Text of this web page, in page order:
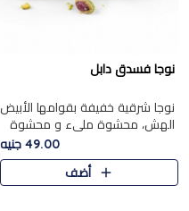
نوجا فسدق دابل
نوجا شرقية خفيفة بقوامها الأبيض
الهش، محشوة مليء و محشوة
بـكمية وفيرة من الفستق الفاخر
لتمنحك نكهة مكسرات غنية
وقرمشة مميزة في كل قطعة و
49.00 جنيه
أضف